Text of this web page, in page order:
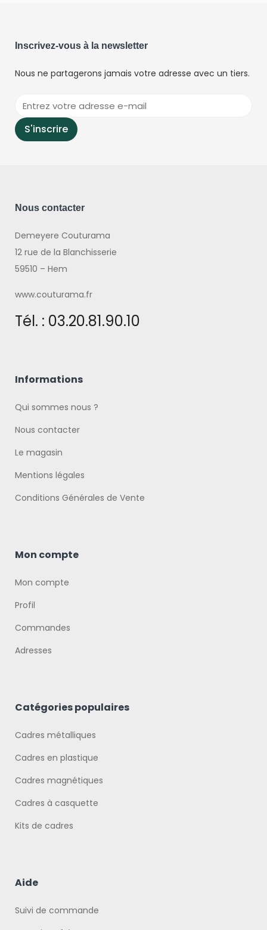
Inscrivez-vous à la newsletter
Nous ne partagerons jamais votre adresse avec un tiers.
Nous contacter
Demeyere Couturama
12 rue de la Blanchisserie
59510 – Hem
www.couturama.fr
Tél. : 03.20.81.90.10
Informations
Qui sommes nous ?
Nous contacter
Le magasin
Mentions légales
Conditions Générales de Vente
Mon compte
Mon compte
Profil
Commandes
Adresses
Catégories populaires
Cadres métalliques
Cadres en plastique
Cadres magnétiques
Cadres à casquette
Kits de cadres
Aide
Suivi de commande